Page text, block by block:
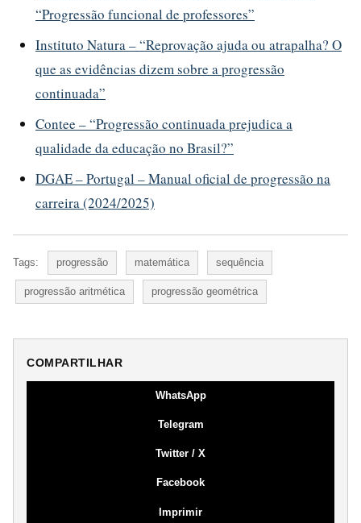
“Progressão funcional de professores”
Instituto Natura – “Reprovação ajuda ou atrapalha? O
que as evidências dizem sobre a progressão
continuada”
Contee – “Progressão continuada prejudica a
qualidade da educação no Brasil?”
DGAE – Portugal – Manual oficial de progressão na
carreira (2024/2025)
Tags: progressão matemática sequência
progressão aritmética progressão geométrica
COMPARTILHAR
WhatsApp
Telegram
Twitter / X
Facebook
Imprimir